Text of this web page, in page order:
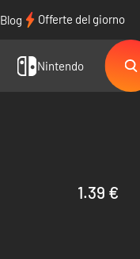
Blog Offerte del giorno
Nintendo
1.39 €